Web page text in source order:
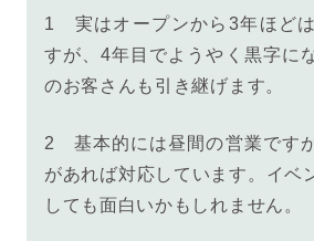
1 実はオープンから3年ほど
すが、4年目でようやく黒字に
のお客さんも引き継げます。
2 基本的には昼間の営業です
があれば対応しています。イベ
しても面白いかもしれません。